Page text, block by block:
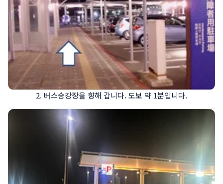
2. 버스승강장을 향해 갑니다. 도보 약 1분입니다.